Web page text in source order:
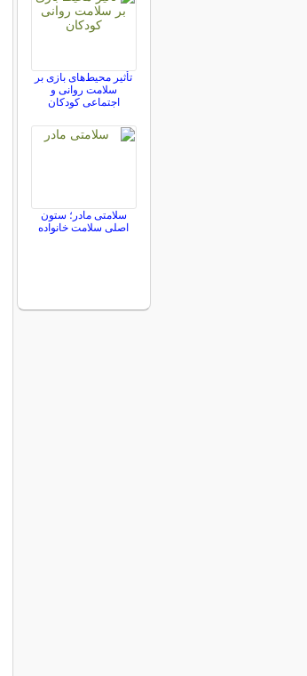
تأثیر محیط‌های بازی بر
سلامت روانی و
اجتماعی کودکان
سلامتی مادر؛ ستون
اصلی سلامت خانواده